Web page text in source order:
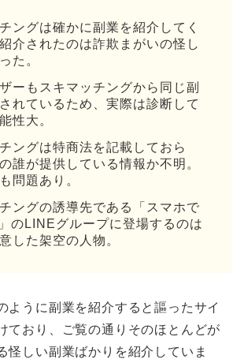
ングは確かに副業を紹介してく
介されたのは詐欺まがいの怪し
た。
ーもスキマッチングから同じ副
れているため、実際は診断して
性大。
ングは特商法を記載しておら
誰が提供している情報か不明。
問題あり。
ングの誘導先である「スマホで
のLINEグループに登場するのは
した架空の人物。
ように副業を紹介すると謳ったサイ
ており、ご覧の通りそのほとんどが
怪しい副業ばかりを紹介していま